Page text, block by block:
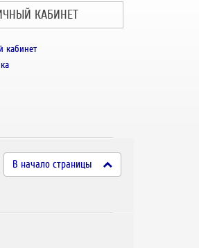
КАБИНЕТ
кабинет
В начало страницы